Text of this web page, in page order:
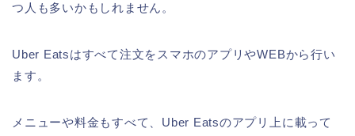
つ人も多いかもしれません。
Uber Eatsはすべて注文をスマホのアプリやWEBから行い
ます。
メニューや料金もすべて、Uber Eatsのアプリ上に載って